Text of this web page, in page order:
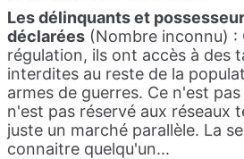
Les délinquants et
déclarées (Nombre inconnu)
régulation, ils ont accès à des
interdites au reste de la
armes de guerres. Ce n'est
n'est pas réservé aux réseaux
juste un marché parallèle. La
connaitre quelqu'un...